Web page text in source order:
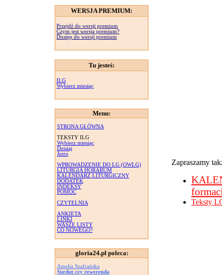
WERSJA PREMIUM:
Przejdź do wersji premium
Czym jest wersja premium?
Dostęp do wersji premium
Tu jesteś:
ILG
Wybierz miesiąc
Menu:
STRONA GŁÓWNA
TEKSTY ILG
Wybierz miesiąc
Dzisiaj
Jutro
WPROWADZENIE DO LG (OWLG)
LITURGIA HORARUM
KALENDARZ LITURGICZNY
DODATEK
INDEKSY
POMOC
CZYTELNIA
ANKIETA
LINKI
WASZE LISTY
CO NOWEGO?
gloria24.pl poleca:
Amelia Szafrańska
Surdut czy rewerenda
Zapraszamy
Teksty